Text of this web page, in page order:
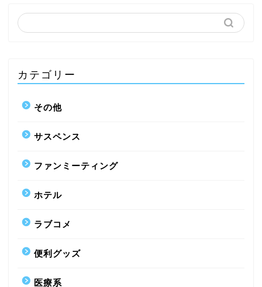
カテゴリー
その他
サスペンス
ファンミーティング
ホテル
ラブコメ
便利グッズ
医療系